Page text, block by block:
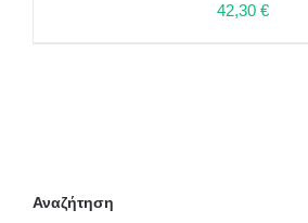
42,30 €
Αναζήτηση